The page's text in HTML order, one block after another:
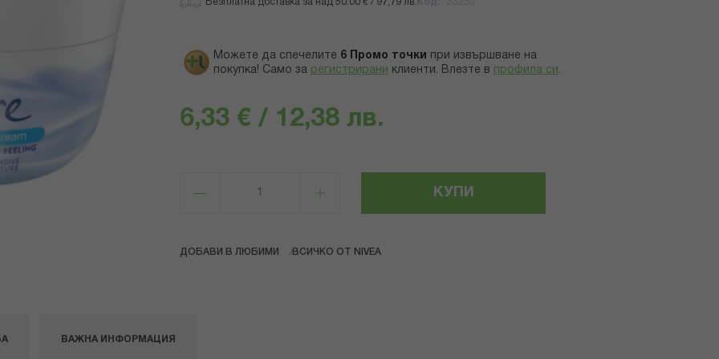
Безплатна доставка за над 50.00 € / 97,79 лв.
Можете да спечелите 6 Промо точки
при извършване на
покупка! Само за регистрирани клиенти. Влезте в профила си .
6,33 € / 12,38 лв.
КУПИ
ДОБАВИ В ЛЮБИМИ ВСИЧКО ОТ NIVEA
ВАЖНА ИНФОРМАЦИЯ